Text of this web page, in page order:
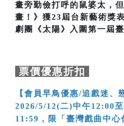
畫旁勤儉打呼的鼠婆太，
畫！》獲23屆台新藝術獎
劇團《太陽》入圍第一屆
票價優惠折扣
【會員早鳥優惠/追戲迷、
2026/5/12(二)中午12:00
11:59，限「臺灣戲曲中心